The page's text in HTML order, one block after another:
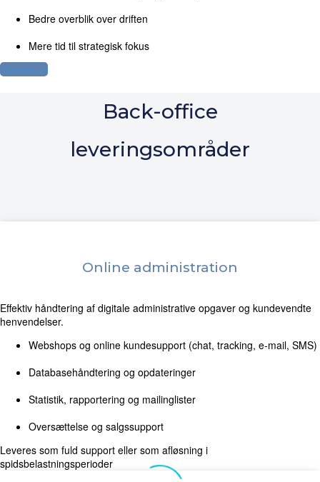
Bedre overblik over driften
Mere tid til strategisk fokus
Kontakt os
Back-office
leveringsområder
Online administration
Effektiv håndtering af digitale administrative opgaver og kundevendte
henvendelser.
Webshops og online kundesupport (chat, tracking, e-mail, SMS)
Databasehåndtering og opdateringer
Statistik, rapportering og mailinglister
Oversættelse og salgssupport
Leveres som fuld support eller som afløsning i
spidsbelastningsperioder